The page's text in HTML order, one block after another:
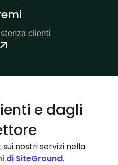
clienti
e dagli
nostri servizi nella
di SiteGround.